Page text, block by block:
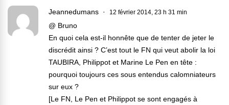
Jeannedumans 12 février 2014, 23 h 31 min
@ Bruno
En quoi cela est-il honnête que de tenter de jeter le
discrédit ainsi ? C’est tout le FN qui veut abolir la loi
TAUBIRA, Philippot et Marine Le Pen en tête :
pourquoi toujours ces sous entendus calomniateurs
sur eux ?
[Le FN, Le Pen et Philippot se sont engagés à